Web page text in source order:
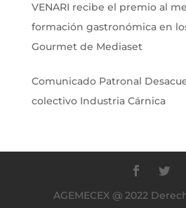
VENARI recibe el premio al
formación gastronómica en
Gourmet de Mediaset
Comunicado Patronal
colectivo Industria Cárnica
AGEMECEX @ 2022